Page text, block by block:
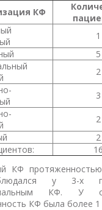
КФ
1
5
2
3
2
2
16
КФ
у 3-х
КФ. У
КФ была более 1